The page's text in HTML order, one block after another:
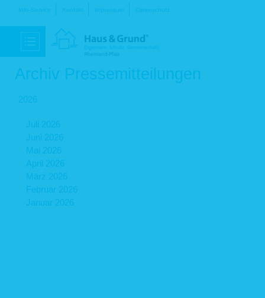
Navigation
Info-Service Kontakt Impressum Datenschutz
Archiv Pressemitteilungen
2026
Juli 2026
Juni 2026
Mai 2026
April 2026
März 2026
Februar 2026
Januar 2026